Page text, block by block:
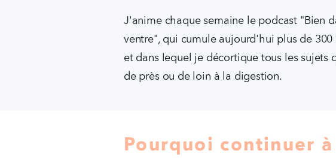
J'anime chaque semaine le podcast "Bien
ventre", qui cumule aujourd'hui plus de 300
et dans lequel je décortique tous les sujets
de près ou de loin à la digestion.
Pourquoi continuer